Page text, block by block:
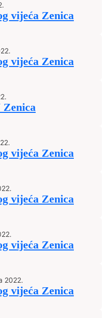
vijeća Zenica
vijeća Zenica
Zenica
vijeća Zenica
vijeća Zenica
vijeća Zenica
2022.
vijeća Zenica